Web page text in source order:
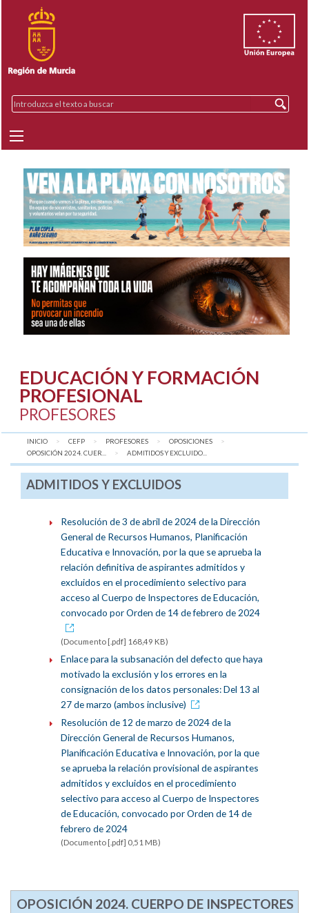
EDUCACIÓN Y FORMACIÓN
PROFESIONAL
PROFESORES
INICIO CEFP PROFESORES
OPOSICIONES
OPOSICIÓN 2024. CUER...
AQUÍ:
ADMITIDOS Y EXCLUIDO...
ADMITIDOS Y EXCLUIDOS
Resolución de 3 de abril de 2024 de la Dirección
General de Recursos Humanos, Planificación
Educativa e Innovación, por la que se aprueba la
relación definitiva de aspirantes admitidos y
excluidos en el procedimiento selectivo para
acceso al Cuerpo de Inspectores de Educación,
convocado por Orden de 14 de febrero de 2024
(Documento [.pdf] 168,49 KB)
Enlace para la subsanación del defecto que haya
motivado la exclusión y los errores en la
consignación de los datos personales: Del 13 al
27 de marzo (ambos inclusive)
Resolución de 12 de marzo de 2024 de la
Dirección General de Recursos Humanos,
Planificación Educativa e Innovación, por la que
se aprueba la relación provisional de aspirantes
admitidos y excluidos en el procedimiento
selectivo para acceso al Cuerpo de Inspectores
de Educación, convocado por Orden de 14 de
febrero de 2024
(Documento [.pdf] 0,51 MB)
OPOSICIÓN 2024. CUERPO DE INSPECTORES